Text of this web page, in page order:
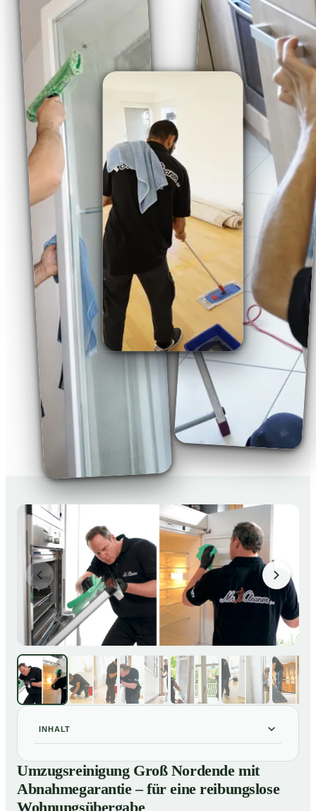
INHALT
Umzugsreinigung Groß Nordende mit
Abnahmegarantie – für eine reibungslose
Wohnungsübergabe
Umzugsreinigung Groß Nordende mit
Abnahmegarantie – für eine reibungslose
Wohnungsübergabe